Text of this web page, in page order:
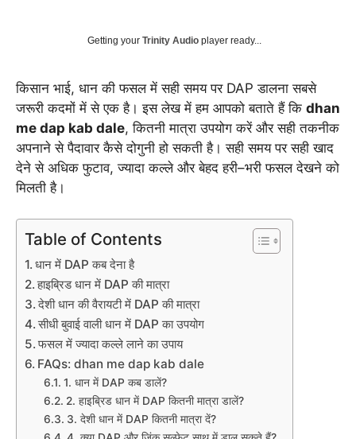
Getting your Trinity Audio player ready...
किसान भाई, धान की फसल में सही समय पर DAP डालना सबसे
जरूरी कदमों में से एक है। इस लेख में हम आपको बताते हैं कि dhan
me dap kab dale, कितनी मात्रा उपयोग करें और सही तकनीक
अपनाने से पैदावार कैसे दोगुनी हो सकती है। सही समय पर सही खाद
देने से अधिक फुटाव, ज्यादा कल्ले और बेहद हरी–भरी फसल देखने को
मिलती है।
Table of Contents
धान में DAP कब देना है
हाइब्रिड धान में DAP की मात्रा
देशी धान की वैरायटी में DAP की मात्रा
सीधी बुवाई वाली धान में DAP का उपयोग
फसल में ज्यादा कल्ले लाने का उपाय
FAQs: dhan me dap kab dale
1. धान में DAP कब डालें?
2. हाइब्रिड धान में DAP कितनी मात्रा डालें?
3. देशी धान में DAP कितनी मात्रा दें?